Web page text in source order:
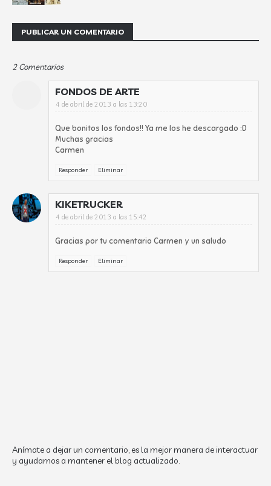
PUBLICAR UN COMENTARIO
2 Comentarios
FONDOS DE ARTE
4 de abril de 2013 a las 13:20
Que bonitos los fondos!! Ya me los he descargado :D
Muchas gracias
Carmen
Responder Eliminar
KIKETRUCKER
4 de abril de 2013 a las 15:42
Gracias por tu comentario Carmen y un saludo
Responder Eliminar
Anímate a dejar un comentario, es la mejor manera de interactuar
y ayudarnos a mantener el blog actualizado.